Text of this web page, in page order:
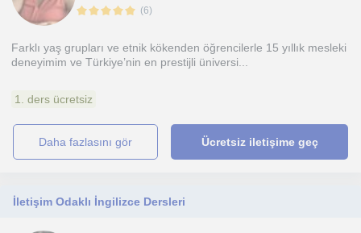
(6)
Farklı yaş grupları ve etnik kökenden öğrencilerle 15 yıllık mesleki
deneyimim ve Türkiye’nin en prestijli üniversi...
1. ders ücretsiz
daha fazlasını gör Ücretsiz iletişime geç
İletişim Odaklı İngilizce Dersleri